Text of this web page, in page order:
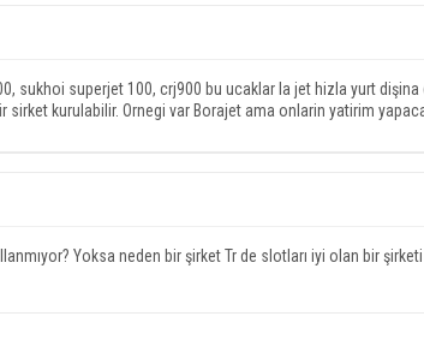
sukhoi superjet 100, crj900 bu ucaklar la jet hizla yurt
kurulabilir. Ornegi var Borajet ama onlarin yatirim
Yoksa neden bir şirket Tr de slotları iyi olan bir